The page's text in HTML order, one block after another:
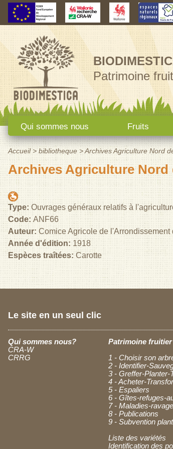
Patrimoine
Menu principal
Qui sommes nous Fruits
Vous êtes ici
Accueil > bibliotheque >Archives Agriculture Nord
Archives Agriculture Nord
Type: Ouvrages généraux relatifs à
Code: ANF66
Auteur: Comice Agricole de l'Arrondissement
Année d'édition: 1918
Espèces traîtées: Carotte
Le site en un seul clic
Qui sommes nous?
CRA-W
CRRG
Patrimoine fruitier
1 - Choisir son
2 - Identifier-
3 - Greffer-Planter-
4 - Acheter-
5 - Espaliers
6 - Gîtes-refuges-
7 - Maladies-
8 - Publications
9 - Subvention
Liste des variétés
Identification des